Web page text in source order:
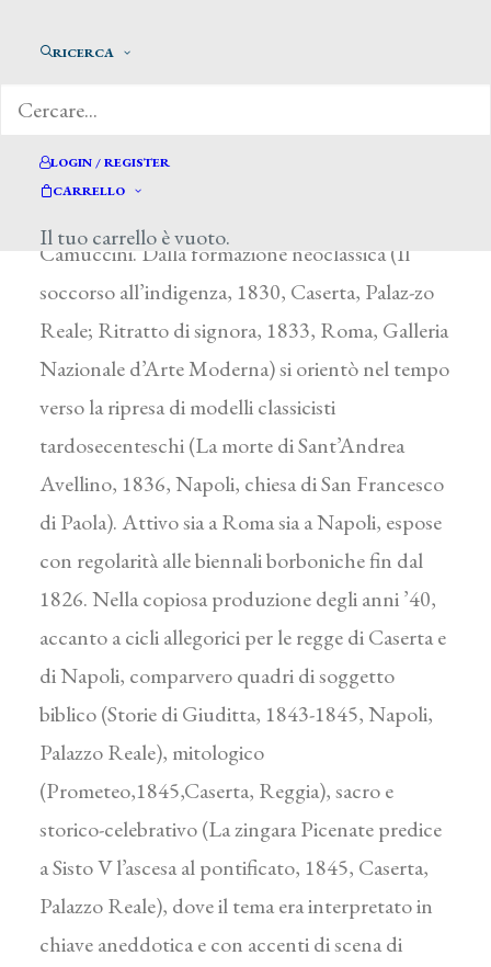
RICERCA
LOGIN / REGISTER
CARRELLO
Il tuo carrello è vuoto.
Figlio di un possidente filoborbonico che fu
si esercitò nelle copie dall’antico. Nel 1821 si
Camuccini. Dalla formazione neoclassica (Il
soccorso all’indigenza, 1830, Caserta, Palaz-zo
Reale; Ritratto di signora, 1833, Roma, Galleria
Nazionale d’Arte Moderna) si orientò nel tempo
verso la ripresa di modelli classicisti
tardosecenteschi (La morte di Sant’Andrea
Avellino, 1836, Napoli, chiesa di San Francesco
di Paola). Attivo sia a Roma sia a Napoli, espose
con regolarità alle biennali borboniche fin dal
1826. Nella copiosa produzione degli anni ’40,
accanto a cicli allegorici per le regge di Caserta e
di Napoli, comparvero quadri di soggetto
biblico (Storie di Giuditta, 1843-1845, Napoli,
Palazzo Reale), mitologico
(Prometeo,1845,Caserta, Reggia), sacro e
storico-celebrativo (La zingara Picenate predice
a Sisto V l’ascesa al pontificato, 1845, Caserta,
Palazzo Reale), dove il tema era interpretato in
chiave aneddotica e con accenti di scena di